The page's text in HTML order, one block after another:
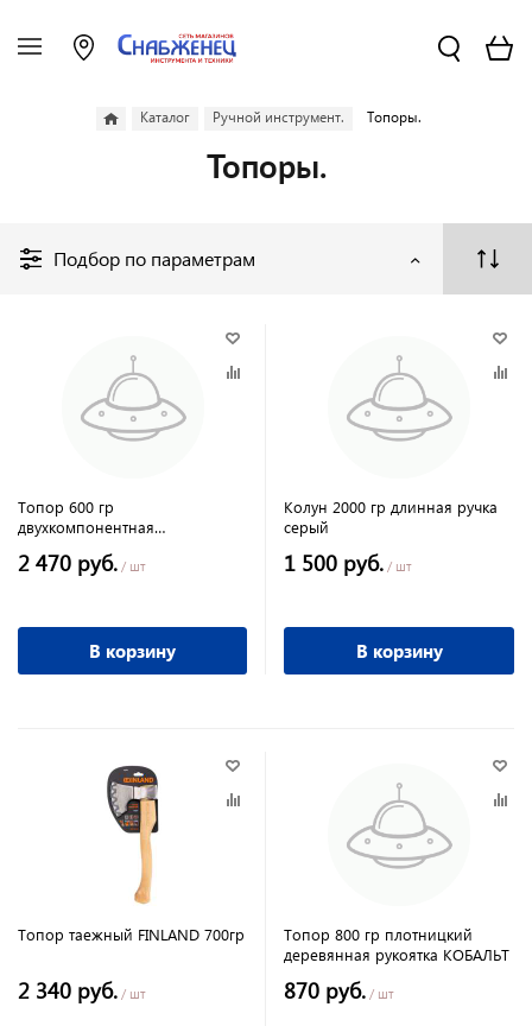
Каталог Ручной инструмент. Топоры.
Топоры.
Подбор по параметрам
Топор 600 гр
двухкомпонентная
2 470 руб. / шт
В корзину
Колун 2000 гр длинная ручка
серый
1 500 руб. / шт
В корзину
Топор таежный FINLAND 700гр
2 340 руб. / шт
Топор 800 гр плотницкий
деревянная рукоятка КОБАЛЬТ
870 руб. / шт